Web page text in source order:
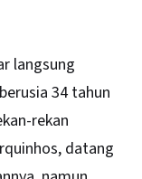
langsung
34 tahun
rekan
datang